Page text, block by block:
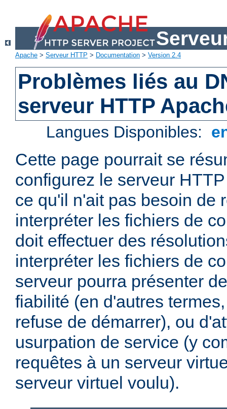
Apache > Serveur HTTP > Documentation > Version 2.4
Problèmes liés au
serveur HTTP
Langues Disponibles:
Cette page pourrait se
configurez le serveur
ce qu'il n'ait pas besoin de
interpréter les fichiers de
doit effectuer des
interpréter les fichiers de
serveur pourra présenter
fiabilité (en d'autres
refuse de démarrer), ou
usurpation de service (y
requêtes à un serveur
serveur virtuel voulu).